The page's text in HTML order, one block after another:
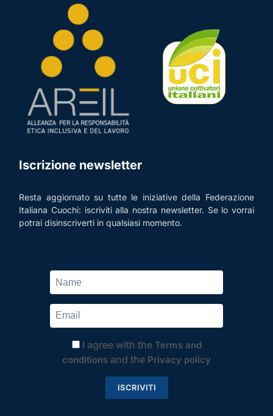
Iscrizione newsletter
Resta aggiornato su tutte le iniziative della Federazione
Italiana Cuochi: iscriviti alla nostra newsletter. Se lo vorrai
potrai disinscriverti in qualsiasi momento.
I agree with the Terms and
conditions and the Privacy policy
ISCRIVITI